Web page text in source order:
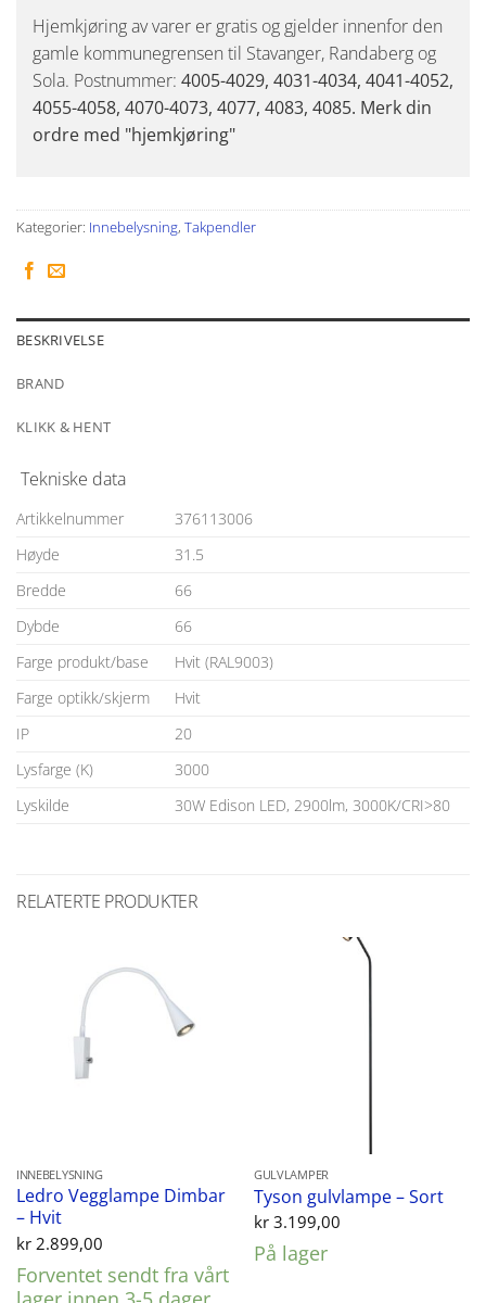
Hjemkjøring av varer er gratis og gjelder innenfor den
gamle kommunegrensen til Stavanger, Randaberg og
Sola. Postnummer: 4005-4029, 4031-4034, 4041-4052,
4055-4058, 4070-4073, 4077, 4083, 4085. Merk din
ordre med "hjemkjøring"
Kategorier: Innebelysning, Takpendler
BESKRIVELSE
BRAND
KLIKK & HENT
Tekniske data
Artikkelnummer
376113006
Høyde
31.5
Bredde
66
Dybde
66
Farge produkt/base
Hvit (RAL9003)
Farge optikk/skjerm
Hvit
IP
20
Lysfarge (K)
3000
Lyskilde
30W Edison LED, 2900lm, 3000K/CRI>80
RELATERTE PRODUKTER
INNEBELYSNING
Ledro Vegglampe Dimbar
– Hvit
kr2.899,00
Forventet sendt fra vårt
GULVLAMPER
Tyson gulvlampe – Sort
kr3.199,00
På lager